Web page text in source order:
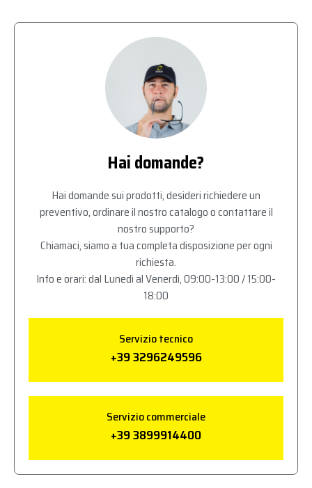
Hai domande?
Hai domande sui prodotti, desideri richiedere un
preventivo, ordinare il nostro catalogo o contattare il
nostro supporto?
Chiamaci, siamo a tua completa disposizione per ogni
richiesta.
Info e orari: dal Lunedì al Venerdì, 09:00-13:00 / 15:00-
18:00
Servizio tecnico
+39 3296249596
Servizio commerciale
+39 3899914400